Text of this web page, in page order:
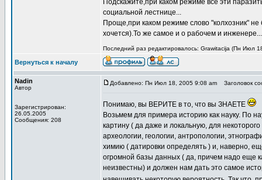
Подскажите,при каком режиме все эти
социальной лестнице...
Проще,при каком режиме слово "колхозник"
хочется).То же самое и о рабочем и инженере...
Последний раз редактировалось: Grawitacija (Пн Июл
Вернуться к началу
Nadin
Автор
Зарегистрирован:
26.05.2005
Сообщения: 208
Добавлено: Пн Июл 18, 2005 9:08 am Заголовок
Понимаю, вы ВЕРИТЕ в то, что вы ЗНАЕТЕ
Возьмем для примера историю как науку. По
картину ( да даже и локальную, для
археологии, геологии, антропологии,
химию ( датировки определять ) и, наверно,
огромной базы данных ( да, причем надо еще
неизвестны) и должен нам дать это самое